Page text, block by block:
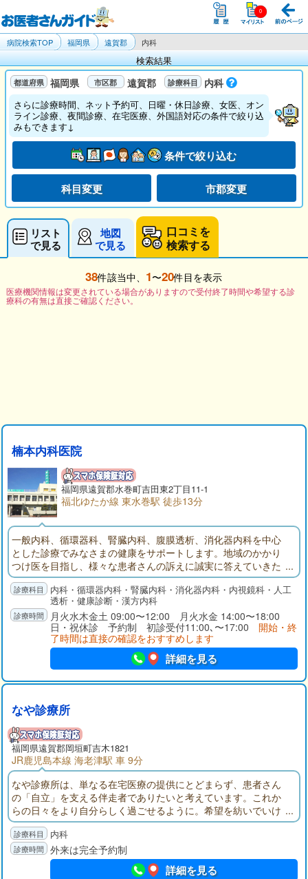
病院検索TOP 福岡県 遠賀郡 内科
検索結果
福岡県 遠賀郡 内科
さらに診療時間、ネット予約可、日曜・休日診療、女医、オン
ライン診療、夜間診療、在宅医療、外国語対応の条件で絞り込
みもできます↓
条件で絞り込む
科目変更 市郡変更
リスト
で見る
地図
で見る
口コミを
検索する
38件該当中、 1〜20件目を表示
医療機関情報は変更されている場合がありますので受付終了時間や希望する診
療科の有無は直接ご確認ください。
楠本内科医院
福岡県遠賀郡水巻町吉田東2丁目11-1
福北ゆたか線 東水巻駅 徒歩13分
一般内科、循環器科、腎臓内科、腹膜透析、消化器内科を中心
とした診療でみなさまの健康をサポートします。地域のかかり
つけ医を目指し、様々な患者さんの訴えに誠実に答えていきた
いと考えます。必要な場合は専門医・総合病院へのご紹介もお
こなっています。内科・循環器内科・腎臓内科・消化器内科・内視鏡科・人工
透析・健康診断・漢方内科
月火水木金土 09:00〜12:00 月火水金 14:00〜18:00
日・祝休診 予約制 初診受付11:00､〜17:00 開始・終
了時間は直接の確認をおすすめします
詳細を見る
なや診療所
福岡県遠賀郡岡垣町吉木1821
JR鹿児島本線 海老津駅 車 9分
なや診療所は、単なる在宅医療の提供にとどまらず、患者さん
の「自立」を支える伴走者でありたいと考えています。これか
らの日々をより自分らしく過ごせるように。希望を紡いでいけ
る身近な存在になれたら嬉しいです。私たちは最期のその時ま
で伴走し「生き抜く」を支えます。
内科
外来は完全予約制
詳細を見る